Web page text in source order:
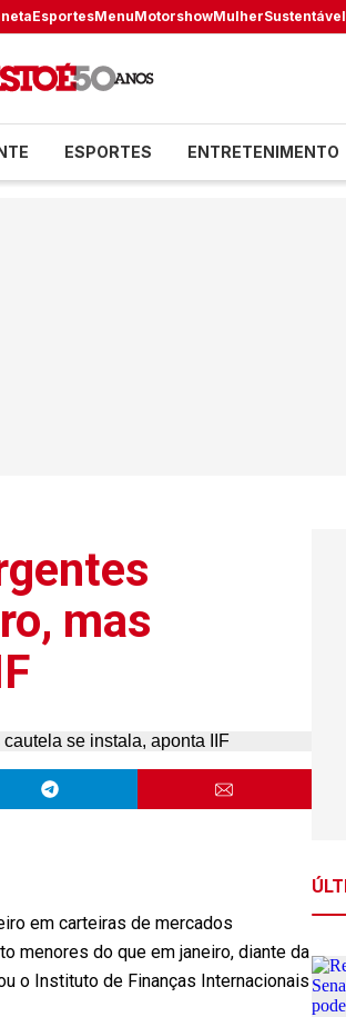
EsportesMenuMotorshowMulherSustentável
ESPORTES ENTRETENIMENTO
mas
em carteiras de mercados
menores do que em janeiro, diante da
o Instituto de Finanças Internacionais